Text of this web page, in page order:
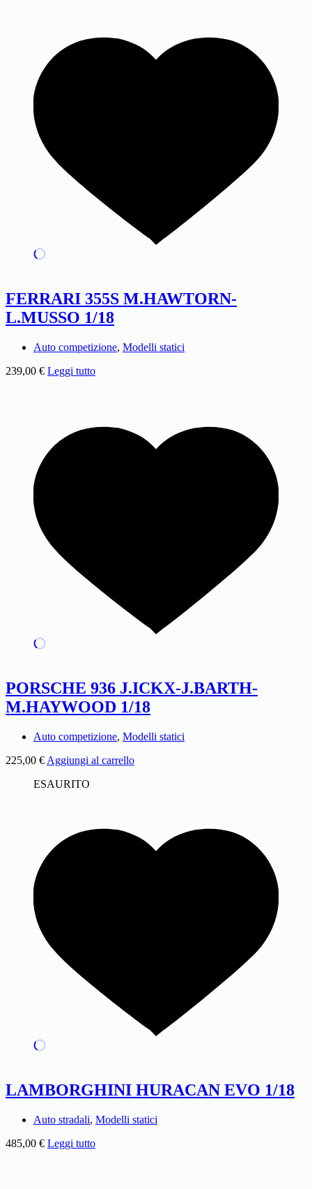
FERRARI 355S M.HAWTORN-
L.MUSSO 1/18
Auto competizione, Modelli statici
239,00 € Leggi tutto
PORSCHE 936 J.ICKX-J.BARTH-
M.HAYWOOD 1/18
Auto competizione, Modelli statici
225,00 € Aggiungi al carrello
ESAURITO
LAMBORGHINI HURACAN EVO 1/18
Auto stradali, Modelli statici
485,00 € Leggi tutto